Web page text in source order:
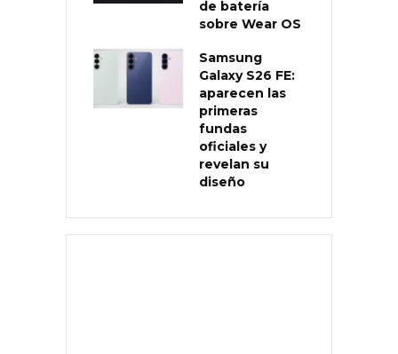
de batería
sobre Wear OS
Samsung
Galaxy S26 FE:
aparecen las
primeras
fundas
oficiales y
revelan su
diseño